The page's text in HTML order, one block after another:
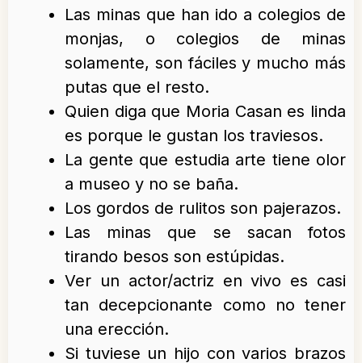
Las minas que han ido a colegios de
monjas, o colegios de minas
solamente, son fáciles y mucho más
putas que el resto.
Quien diga que Moria Casan es linda
es porque le gustan los traviesos.
La gente que estudia arte tiene olor
a museo y no se baña.
Los gordos de rulitos son pajerazos.
Las minas que se sacan fotos
tirando besos son estúpidas.
Ver un actor/actriz en vivo es casi
tan decepcionante como no tener
una erección.
Si tuviese un hijo con varios brazos